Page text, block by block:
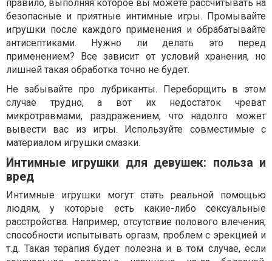
правило, выполняя которое вы можете рассчитывать на
безопасные и приятные интимные игры. Промывайте
игрушки после каждого применения и обрабатывайте
антисептиками. Нужно ли делать это перед
применением? Все зависит от условий хранения, но
лишней такая обработка точно не будет.
Не забывайте про лубриканты. Переборщить в этом
случае трудно, а вот их недостаток чреват
микротравмами, раздражением, что надолго может
вывести вас из игры. Используйте совместимые с
материалом игрушки смазки.
Интимные игрушки для девушек: польза и
вред
Интимные игрушки могут стать реальной помощью
людям, у которые есть какие-либо сексуальные
расстройства. Например, отсутствие полового влечения,
способности испытывать оргазм, проблем с эрекцией и
т.д. Такая терапия будет полезна и в том случае, если